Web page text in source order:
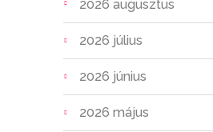
2026 augusztus
2026 július
2026 június
2026 május